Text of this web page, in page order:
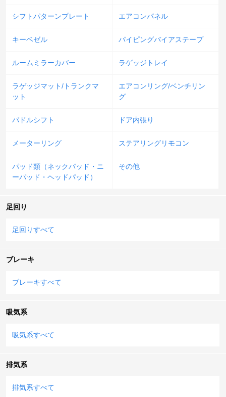
シフトパターンプレート エアコンパネル
キーベゼル パイピングバイアステープ
ルームミラーカバー ラゲッジトレイ
ラゲッジマット/トランクマ
ット
エアコンリング/ベンチリン
グ
パドルシフト ドア内張り
メーターリング ステアリングリモコン
パッド類（ネックパッド・ニ
ーパッド・ヘッドパッド）
その他
足回り
足回りすべて
ブレーキ
ブレーキすべて
吸気系
吸気系すべて
排気系
排気系すべて